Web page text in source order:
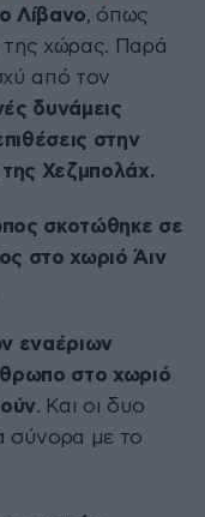
Λίβανο, όπως
της χώρας. Παρά
από τον
δυνάμεις
στην
της Χεζμπολάχ.
σκοτώθηκε σε
στο χωριό Άιν
εναέριων
στο χωριό
. Και οι δυο
σύνορα με το